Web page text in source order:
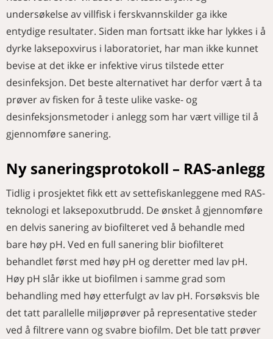
undersøkelse av villfisk i ferskvannskilder ga ikke
entydige resultater. Siden man fortsatt ikke har lykkes i å
dyrke laksepoxvirus i laboratoriet, har man ikke kunnet
bevise at det ikke er infektive virus tilstede etter
desinfeksjon. Det beste alternativet har derfor vært å ta
prøver av fisken for å teste ulike vaske- og
desinfeksjonsmetoder i anlegg som har vært villige til å
gjennomføre sanering.
Ny saneringsprotokoll – RAS-anlegg
Tidlig i prosjektet fikk ett av settefiskanleggene med RAS-
teknologi et laksepoxutbrudd. De ønsket å gjennomføre
en delvis sanering av biofilteret ved å behandle med
bare høy pH. Ved en full sanering blir biofilteret
behandlet først med høy pH og deretter med lav pH.
Høy pH slår ikke ut biofilmen i samme grad som
behandling med høy etterfulgt av lav pH. Forsøksvis ble
det tatt parallelle miljøprøver på representative steder
ved å filtrere vann og svabre biofilm. Det ble tatt prøver